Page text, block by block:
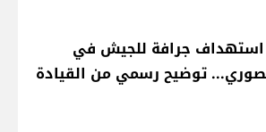
استهداف جرافة للجيش في
توضيح رسمي من القيادة